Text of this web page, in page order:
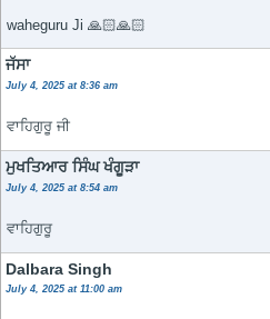
waheguru Ji 🙏🏻🙏🏻
ਜੱਸਾ
July 4, 2025 at 8:36 am
ਵਾਹਿਗੁਰੂ ਜੀ
ਮੁਖਤਿਆਰ ਸਿੰਘ ਖੰਗੂੜਾ
July 4, 2025 at 8:54 am
ਵਾਹਿਗੁਰੂ
Dalbara Singh
July 4, 2025 at 11:00 am